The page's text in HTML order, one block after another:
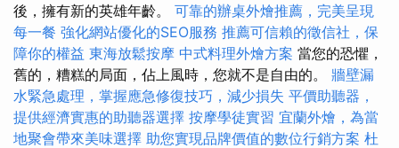
後，擁有新的英雄年齡。 可靠的辦桌外燴推薦，完美呈現
每一餐 強化網站優化的SEO服務 推薦可信賴的徵信社，保
障你的權益 東海放鬆按摩 中式料理外燴方案 當您的恐懼，
舊的，糟糕的局面，佔上風時，您就不是自由的。 牆壁漏
水緊急處理，掌握應急修復技巧，減少損失 平價助聽器，
提供經濟實惠的助聽器選擇 按摩學徒實習 宜蘭外燴，為當
地聚會帶來美味選擇 助您實現品牌價值的數位行銷方案 杜